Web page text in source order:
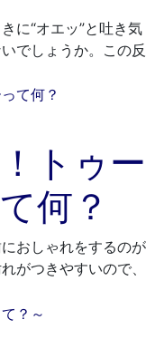
に“オエッ”と吐き気
でしょうか。この反
トゥー
何？
おしゃれをするのが
がつきやすいので、